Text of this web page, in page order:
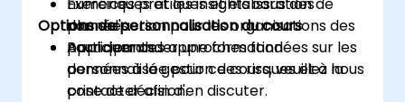
données.
Appliquer des approches fondées sur les
données à la gestion des risques et à la
prise de décision.
plans d'action pour les organisations des
participants.
Options de personnalisation du cours
Pour demander une formation
personnalisée pour ce cours, veuillez nous
contacter afin d'en discuter.